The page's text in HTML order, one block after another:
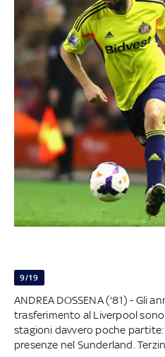
9/19
ANDREA DOSSENA ('81) - Gli
trasferimento al Liverpool
stagioni davvero poche
presenze nel Sunderland.